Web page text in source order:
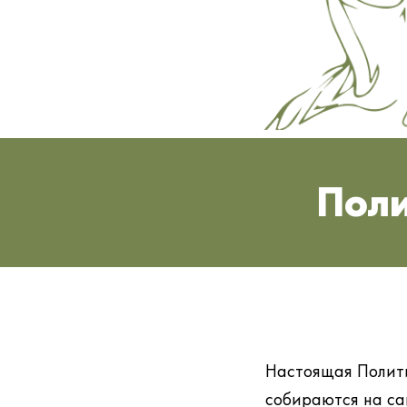
Настоящая
собираются на